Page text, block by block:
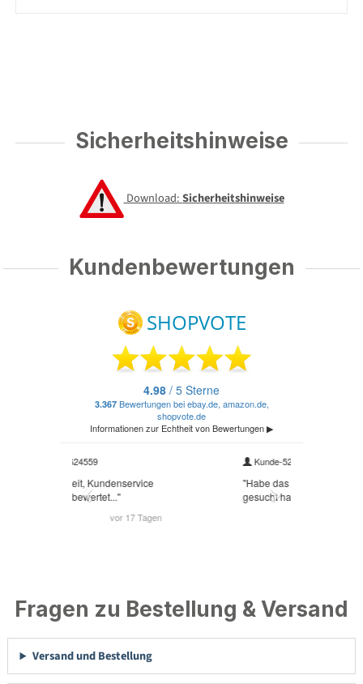
Sicherheitshinweise
Download:Sicherheitshinweise
Kundenbewertungen
Fragen zu Bestellung & Versand
Versand und Bestellung